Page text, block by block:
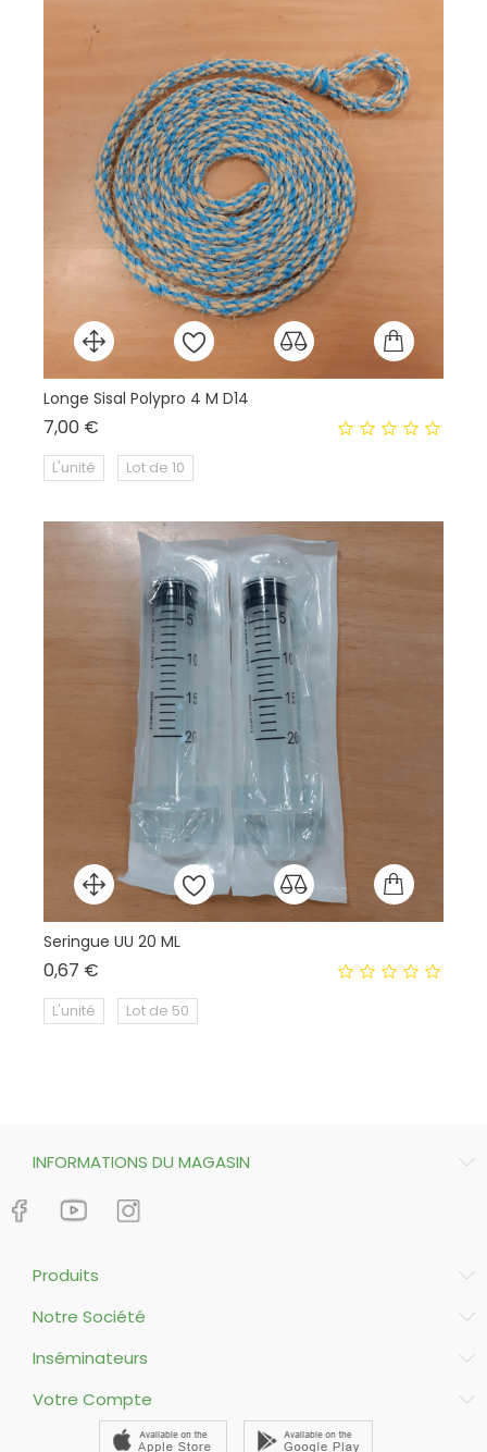
Longe Sisal Polypro 4 M D14
7,00 €
L'unité Lot de 10
Seringue UU 20 ML
0,67 €
L'unité Lot de 50
INFORMATIONS DU MAGASIN
Produits
Notre Société
Inséminateurs
Votre Compte